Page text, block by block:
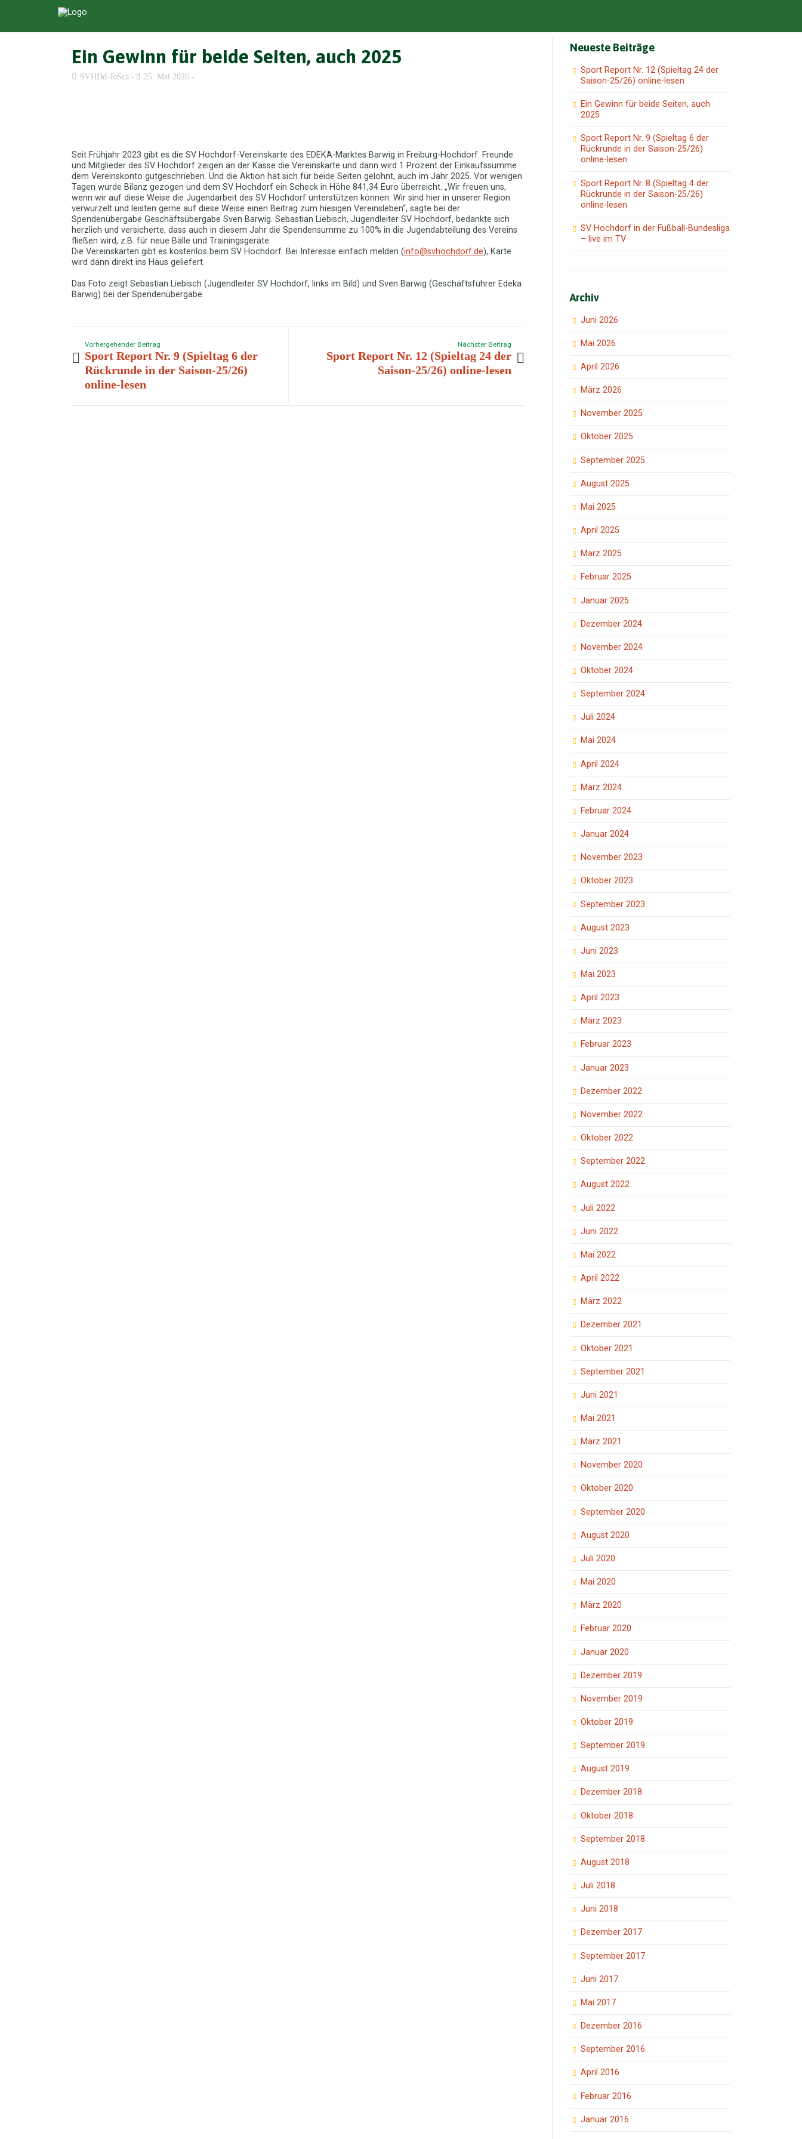
Ein Gewinn für beide Seiten, auch 2025
SVHDd-JoSca 25. Mai 2026
Seit Frühjahr 2023 gibt es die SV Hochdorf-Vereinskarte des EDEKA-Marktes Barwig in Freiburg-Hochdorf. Freunde
und Mitglieder des SV Hochdorf zeigen an der Kasse die Vereinskarte und dann wird 1 Prozent der Einkaufssumme
dem Vereinskonto gutgeschrieben. Und die Aktion hat sich für beide Seiten gelohnt, auch im Jahr 2025. Vor wenigen
Tagen wurde Bilanz gezogen und dem SV Hochdorf ein Scheck in Höhe 841,34 Euro überreicht. „Wir freuen uns,
wenn wir auf diese Weise die Jugendarbeit des SV Hochdorf unterstützen können. Wir sind hier in unserer Region
verwurzelt und leisten gerne auf diese Weise einen Beitrag zum hiesigen Vereinsleben“, sagte bei der
Spendenübergabe Geschäftsübergabe Sven Barwig. Sebastian Liebisch, Jugendleiter SV Hochdorf, bedankte sich
herzlich und versicherte, dass auch in diesem Jahr die Spendensumme zu 100% in die Jugendabteilung des Vereins
fließen wird, z.B. für neue Bälle und Trainingsgeräte.
Die Vereinskarten gibt es kostenlos beim SV Hochdorf. Bei Interesse einfach melden (info@svhochdorf.de), Karte
wird dann direkt ins Haus geliefert.
Das Foto zeigt Sebastian Liebisch (Jugendleiter SV Hochdorf, links im Bild) und Sven Barwig (Geschäftsführer Edeka
Barwig) bei der Spendenübergabe.
Vorhergehender Beitrag
Sport Report Nr. 9 (Spieltag 6 der
Rückrunde in der Saison-25/26)
online-lesen
Nächster Beitrag
Sport Report Nr. 12 (Spieltag 24 der
Saison-25/26) online-lesen
Neueste Beiträge
Sport Report Nr. 12 (Spieltag 24 der
Saison-25/26) online-lesen
Ein Gewinn für beide Seiten, auch
2025
Sport Report Nr. 9 (Spieltag 6 der
Rückrunde in der Saison-25/26)
online-lesen
Sport Report Nr. 8 (Spieltag 4 der
Rückrunde in der Saison-25/26)
online-lesen
SV Hochdorf in der Fußball-Bundesliga
– live im TV
Archiv
Juni 2026
Mai 2026
April 2026
März 2026
November 2025
Oktober 2025
September 2025
August 2025
Mai 2025
April 2025
März 2025
Februar 2025
Januar 2025
Dezember 2024
November 2024
Oktober 2024
September 2024
Juli 2024
Mai 2024
April 2024
März 2024
Februar 2024
Januar 2024
November 2023
Oktober 2023
September 2023
August 2023
Juni 2023
Mai 2023
April 2023
März 2023
Februar 2023
Januar 2023
Dezember 2022
November 2022
Oktober 2022
September 2022
August 2022
Juli 2022
Juni 2022
Mai 2022
April 2022
März 2022
Dezember 2021
Oktober 2021
September 2021
Juni 2021
Mai 2021
März 2021
November 2020
Oktober 2020
September 2020
August 2020
Juli 2020
Mai 2020
März 2020
Februar 2020
Januar 2020
Dezember 2019
November 2019
Oktober 2019
September 2019
August 2019
Dezember 2018
Oktober 2018
September 2018
August 2018
Juli 2018
Juni 2018
Dezember 2017
September 2017
Juni 2017
Mai 2017
Dezember 2016
September 2016
April 2016
Februar 2016
Januar 2016